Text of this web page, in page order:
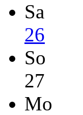
Sa
26
So
27
Mo